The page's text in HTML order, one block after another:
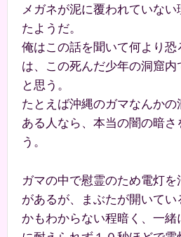
メガネが泥に覆われていな
たようだ。
俺はこの話を聞いて何より
は、この死んだ少年の洞窟
と思う。
たとえば沖縄のガマなんか
ある人なら、本当の闇の暗
う。
ガマの中で慰霊のため電灯を
があるが、まぶたが開いて
かもわからない程暗く、一緒